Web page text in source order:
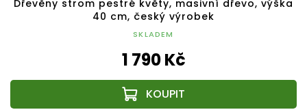
Dřevěny strom pestré květy, masivní dřevo, výška
40 cm, český výrobek
SKLADEM
1 790 Kč